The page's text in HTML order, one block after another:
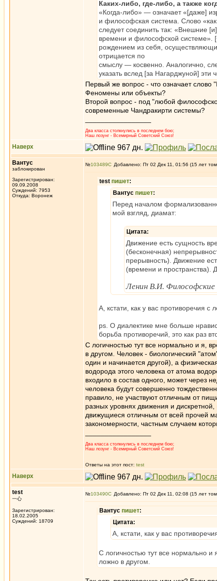
Каких-либо, где-либо, а также
«Когда-либо» — означает «[даже]
и философская система. Слово
следует соединить так: «Внешние
времени и философской системе».
рождением из себя,
отрицается по
смыслу — косвенно. Аналогично,
указать вслед [за Нагарджуной] эти
Первый же вопрос - что означает
Феномены или объекты?
Второй вопрос - под "любой
современные Чандракирти системы?
Два класса столкнулись в последнем бою;
Наш лозунг - Всемирный Советский Союз!
Наверх
Вантус
заблокирован
Зарегистрирован:
09.09.2008
Суждений: 7953
Откуда: Воронеж
№103489 Добавлено: Пт 02 Дек 11, 01:56 (15 лет
test пишет:
Вантус пишет:
Перед началом
мой взгляд, диамат:
Цитата:
Движение есть сущность
(бесконечная)
прерывность). Движение
(времени и пространства).
Ленин В.И.
А, кстати, как у вас противоречия с
ps. О диалектике мне больше
борьба противоречий, это как раз
С логичностью тут все нормально и я,
в другом. Человек - биологический
один и начинается другой), а
водорода этого человека от атома
входило в состав одного, может через
человека будут совершенно
правило, не участвуют отличным от
разных уровнях движения и
движущиеся отличным от всей прочей
закономерности, частным случаем
Два класса столкнулись в последнем бою;
Наш лозунг - Всемирный Советский Союз!
Ответы на этот пост: test
Наверх
test
一心
Зарегистрирован:
18.02.2005
Суждений: 18709
№103490 Добавлено: Пт 02 Дек 11, 02:08 (15 лет
Вантус пишет:
Цитата:
А, кстати, как у вас
С логичностью тут все нормально и
ложно в другом.